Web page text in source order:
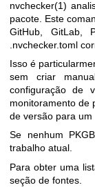
nvchecker(1)
pacote. Este
GitHub, GitLab,
.nvchecker.toml
Isso é
sem criar
configuração de
monitoramento de
de versão para um
Se nenhum
trabalho atual.
Para obter uma
seção de fontes.